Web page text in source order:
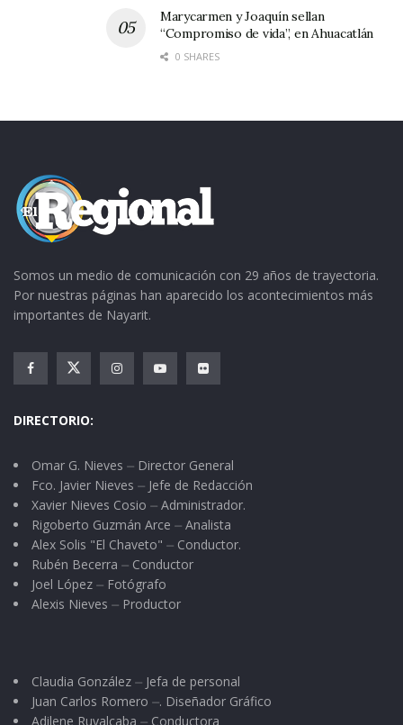
Marycarmen y Joaquín sellan
“Compromiso de vida”, en Ahuacatlán
0 SHARES
Somos un medio de comunicación con 29 años de trayectoria.
Por nuestras páginas han aparecido los acontecimientos más
importantes de Nayarit.
DIRECTORIO:
Omar G. Nieves ⏤ Director General
Fco. Javier Nieves ⏤ Jefe de Redacción
Xavier Nieves Cosio ⏤ Administrador.
Rigoberto Guzmán Arce ⏤ Analista
Alex Solis "El Chaveto" ⏤ Conductor.
Rubén Becerra ⏤ Conductor
Joel López ⏤ Fotógrafo
Alexis Nieves ⏤ Productor
Claudia González ⏤ Jefa de personal
Juan Carlos Romero ⏤. Diseñador Gráfico
Adilene Ruvalcaba ⏤ Conductora